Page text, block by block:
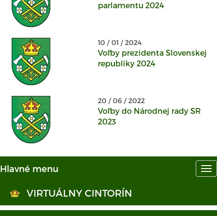
parlamentu 2024
10 / 01 / 2024
Voľby prezidenta Slovenskej
republiky 2024
20 / 06 / 2022
Voľby do Národnej rady SR
2023
Hlavné menu
VIRTUÁLNY CINTORÍN